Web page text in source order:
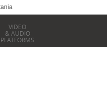
VIDEO
& AUDIO
PLATFORMS